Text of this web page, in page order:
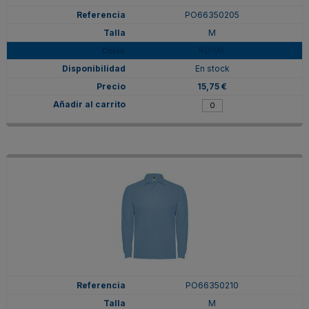
PO66350205
M
En stock
15,75 €
PO66350210
M